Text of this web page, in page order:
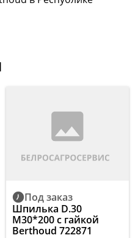
Под заказ
Шпилька D.30
M30*200 с гайкой
Berthoud 722871